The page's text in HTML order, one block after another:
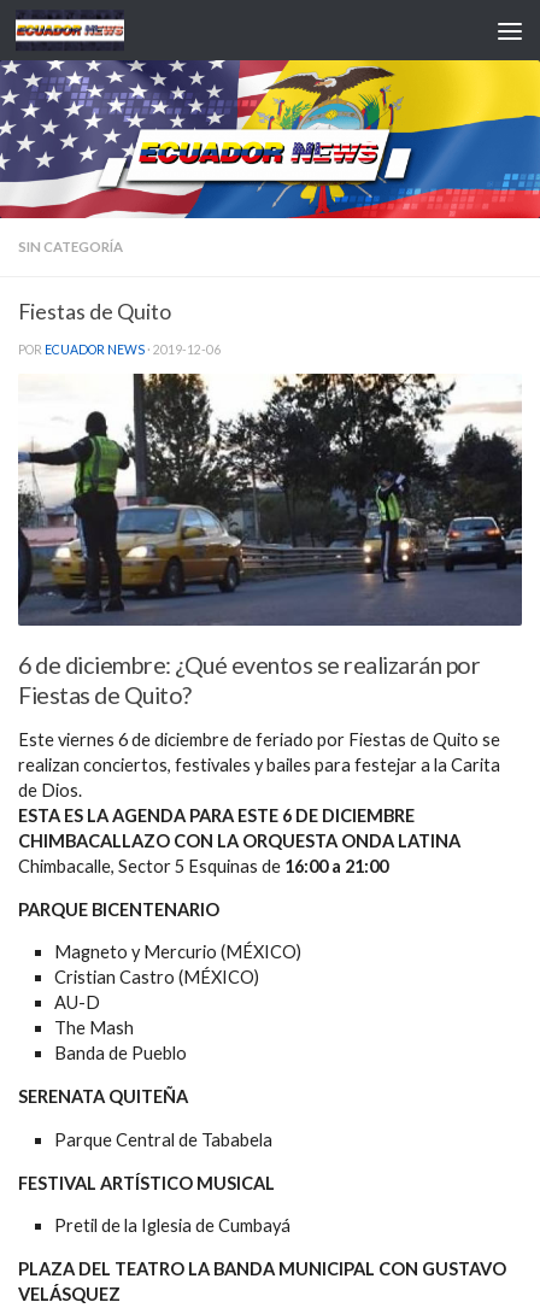
Saltar al contenido
SIN CATEGORÍA
Fiestas de Quito
POR ECUADOR NEWS · 2019-12-06
6 de diciembre: ¿Qué eventos se realizarán por
Fiestas de Quito?
Este viernes 6 de diciembre de feriado por Fiestas de Quito se
realizan conciertos, festivales y bailes para festejar a la Carita
de Dios.
ESTA ES LA AGENDA PARA ESTE 6 DE DICIEMBRE
CHIMBACALLAZO CON LA ORQUESTA ONDA LATINA
Chimbacalle, Sector 5 Esquinas de 16:00 a 21:00
PARQUE BICENTENARIO
Magneto y Mercurio (MÉXICO)
Cristian Castro (MÉXICO)
AU-D
The Mash
Banda de Pueblo
SERENATA QUITEÑA
Parque Central de Tababela
FESTIVAL ARTÍSTICO MUSICAL
Pretil de la Iglesia de Cumbayá
PLAZA DEL TEATRO LA BANDA MUNICIPAL CON GUSTAVO
VELÁSQUEZ